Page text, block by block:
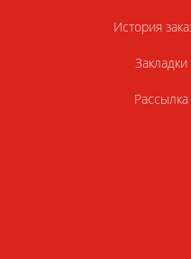
История
Закладки
Рассылка